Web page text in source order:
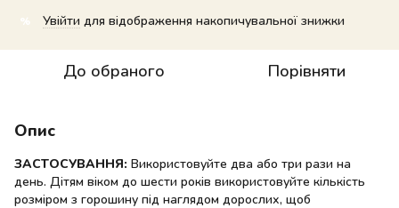
% Увійти для відображення накопичувальної знижки
До обраного Порівняти
Опис
ЗАСТОСУВАННЯ: Використовуйте два або три рази на
день. Дітям віком до шести років використовуйте кількість
розміром з горошину під наглядом дорослих, щоб